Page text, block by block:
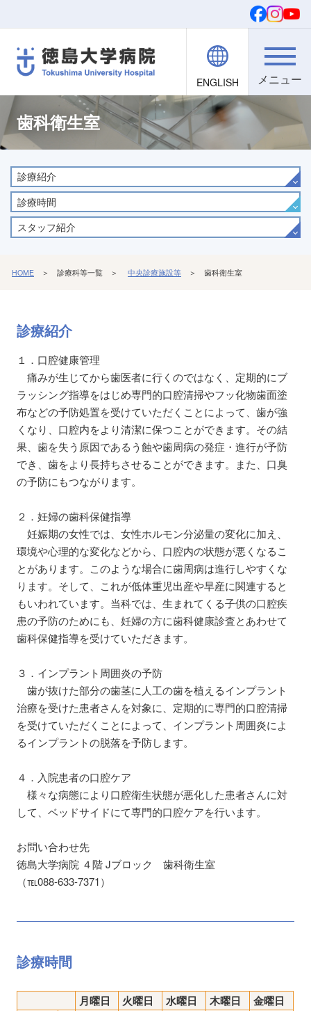
ご寄付
ENGLISH 検索
院内職員向け
文字・背景
歯科衛生室
診療紹介
診療時間
スタッフ紹介
HOME ＞ 診療科等一覧 ＞ 中央診療施設等 ＞ 歯科衛生室
診療紹介
１．口腔健康管理
痛みが生じてから歯医者に行くのではなく、定期的にブ
ラッシング指導をはじめ専門的口腔清掃やフッ化物歯面塗
布などの予防処置を受けていただくことによって、歯が強
くなり、口腔内をより清潔に保つことができます。その結
果、歯を失う原因であるう蝕や歯周病の発症・進行が予防
でき、歯をより長持ちさせることができます。また、口臭
の予防にもつながります。
２．妊婦の歯科保健指導
妊娠期の女性では、女性ホルモン分泌量の変化に加え、
環境や心理的な変化などから、口腔内の状態が悪くなるこ
とがあります。このような場合に歯周病は進行しやすくな
ります。そして、これが低体重児出産や早産に関連すると
もいわれています。当科では、生まれてくる子供の口腔疾
患の予防のためにも、妊婦の方に歯科健康診査とあわせて
歯科保健指導を受けていただきます。
３．インプラント周囲炎の予防
歯が抜けた部分の歯茎に人工の歯を植えるインプラント
治療を受けた患者さんを対象に、定期的に専門的口腔清掃
を受けていただくことによって、インプラント周囲炎によ
るインプラントの脱落を予防します。
４．入院患者の口腔ケア
様々な病態により口腔衛生状態が悪化した患者さんに対
して、ベッドサイドにて専門的口腔ケアを行います。
お問い合わせ先
徳島大学病院 ４階 Jブロック 歯科衛生室
（℡088-633-7371）
診療時間
月曜日 火曜日 水曜日 木曜日 金曜日